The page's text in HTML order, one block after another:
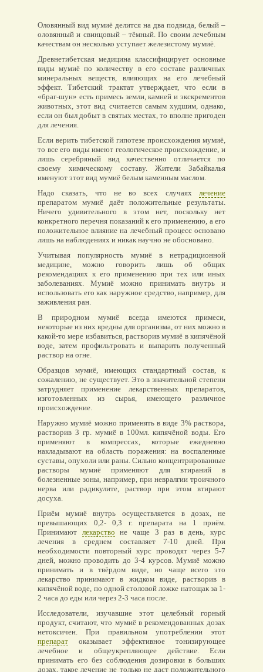
Оловянный вид мумиё делится на два подвида, белый –
оловянный и свинцовый – тёмный. По своим лечебным
качествам он несколько уступает железистому мумиё.
Древнетибетская медицина классифицирует основные
виды мумиё по количеству в его составе различных
минеральных веществ, влияющих на его лечебный
эффект. Тибетский трактат утверждает, что если в
«браг-шун» есть примесь земли, камней и экскрементов
животных, этот вид считается самым худшим, однако,
если он был добыт в святых местах, то вполне пригоден
для лечения.
Если верить тибетской гипотезе происхождения мумиё,
то все его виды имеют геологическое происхождение, и
лишь серебряный вид качественно отличается по
своему химическому составу. Жители Забайкалья
именуют этот вид мумиё белым каменным маслом.
Надо сказать, что не во всех случаях лечение
препаратом мумиё даёт положительные результаты.
Ничего удивительного в этом нет, поскольку нет
конкретного перечня показаний к его применению, а его
положительное влияние на лечебный процесс основано
лишь на наблюдениях и никак научно не обосновано.
Учитывая популярность мумиё в нетрадиционной
медицине, можно говорить лишь об общих
рекомендациях к его применению при тех или иных
заболеваниях. Мумиё можно принимать внутрь и
использовать его как наружное средство, например, для
заживления ран.
В природном мумиё всегда имеются примеси,
некоторые из них вредны для организма, от них можно в
какой-то мере избавиться, растворив мумиё в кипячёной
воде, затем профильтровать и выпарить полученный
раствор на огне.
Образцов мумиё, имеющих стандартный состав, к
сожалению, не существует. Это в значительной степени
затрудняет применение лекарственных препаратов,
изготовленных из сырья, имеющего различное
происхождение.
Наружно мумиё можно применять в виде 3% раствора,
растворив 3 гр. мумиё в 100мл. кипячёной воды. Его
применяют в компрессах, которые ежедневно
накладывают на область поражения: на воспаленные
суставы, опухоли или раны. Сильно концентрированные
растворы мумиё применяют для втираний в
болезненные зоны, например, при невралгии троичного
нерва или радикулите, раствор при этом втирают
досуха.
Приём мумиё внутрь осуществляется в дозах, не
превышающих 0,2- 0,3 г. препарата на 1 приём.
Принимают лекарство не чаще 3 раз в день, курс
лечения в среднем составляет 7-10 дней. При
необходимости повторный курс проводят через 5-7
дней, можно проводить до 3-4 курсов. Мумиё можно
принимать и в твёрдом виде, но чаще всего это
лекарство принимают в жидком виде, растворив в
кипячёной воде, по одной столовой ложке натощак за 1-
2 часа до еды или через 2-3 часа после.
Исследователи, изучавшие этот целебный горный
продукт, считают, что мумиё в рекомендованных дозах
нетоксичен. При правильном употреблении этот
препарат оказывает эффективное тонизирующее
лечебное и общеукрепляющее действие. Если
принимать его без соблюдения дозировки в больших
дозах, такое лечение не только не даст положительного